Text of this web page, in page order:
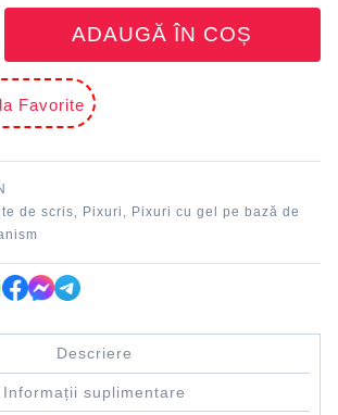
ADAUGĂ ÎN COȘ
Favorite
de scris, Pixuri ,
Pixuri cu gel pe bază de
Descriere
Informații suplimentare